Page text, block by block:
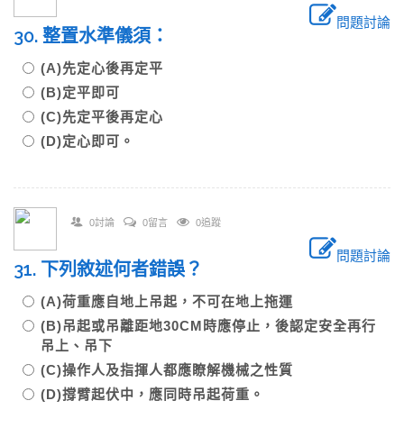
問題討論
30. 整置水準儀須：
(A)先定心後再定平
(B)定平即可
(C)先定平後再定心
(D)定心即可。
0討論 0留言 0追蹤
問題討論
31. 下列敘述何者錯誤？
(A)荷重應自地上吊起，不可在地上拖運
(B)吊起或吊離距地30CM時應停止，後認定安全再行
吊上、吊下
(C)操作人及指揮人都應瞭解機械之性質
(D)撐臂起伏中，應同時吊起荷重。